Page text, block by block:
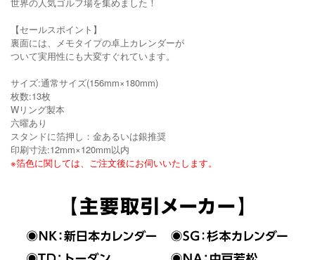
【セールスポイント】
裏面には、メモタイプの卓上カレンダーが
ついて実用性にも大変すぐれています。
サイズ:通常サイズ(156mm×180mm)
枚数:13枚
Wリング製本
六曜あり
スタンドに箔押し：金あるいは銀推奨
印刷寸法:12mm×120mm以内
※箔色に関しては、ご注文後にお伺いいたします。